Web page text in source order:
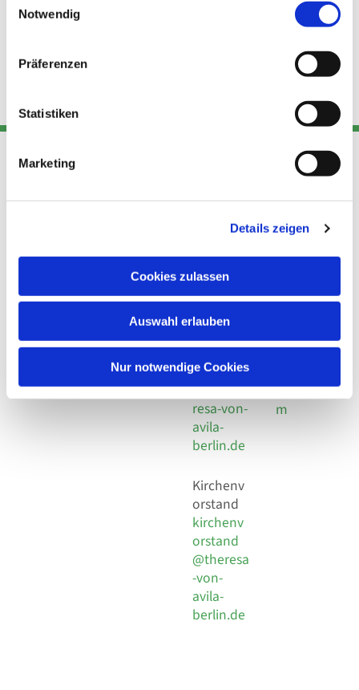
Notwendig
Präferenzen
Statistiken
Marketing
Details zeigen
Cookies zulassen
Auswahl erlauben
Nur notwendige Cookies
Adresse
Kirchengemeinde Pfarrei
Hl. Theresa von Avila Berlin
Leitender Pfarrer - Norbert
Behaimstr. 39
Kont
Telefon
+49 30
924 64 28
Fax +49
30 924 54
18
E-Mail
info@the
resa-von-
avila-
berlin.de
Kirchenv
orstand
kirchenv
orstand
@theresa
-von-
avila-
berlin.de
Links
Datensch
utz
Social
Impressu
m